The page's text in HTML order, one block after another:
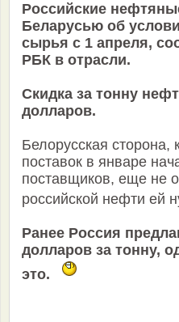
Российские
Беларусью об
сырья с 1 апреля,
РБК в отрасли.
Скидка за тонну
долларов.
Белорусская
поставок в январе
поставщиков, еще не
российской нефти ей
Ранее Россия
долларов за тонну,
это.